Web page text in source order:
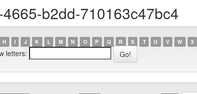
b2dd-710163c47bc4
H I J K L M N O P Q R S T U V W X
letters: